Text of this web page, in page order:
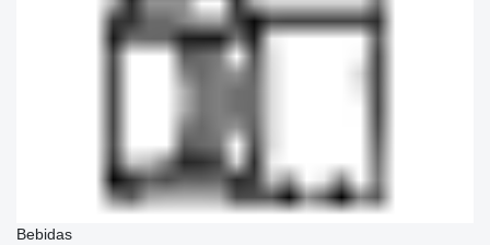
Bebidas